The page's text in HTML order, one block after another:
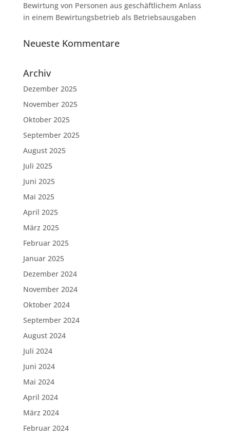
Bewirtung von Personen aus geschäftlichem Anlass
in einem Bewirtungsbetrieb als Betriebsausgaben
Neueste Kommentare
Archiv
Dezember 2025
November 2025
Oktober 2025
September 2025
August 2025
Juli 2025
Juni 2025
Mai 2025
April 2025
März 2025
Februar 2025
Januar 2025
Dezember 2024
November 2024
Oktober 2024
September 2024
August 2024
Juli 2024
Juni 2024
Mai 2024
April 2024
März 2024
Februar 2024